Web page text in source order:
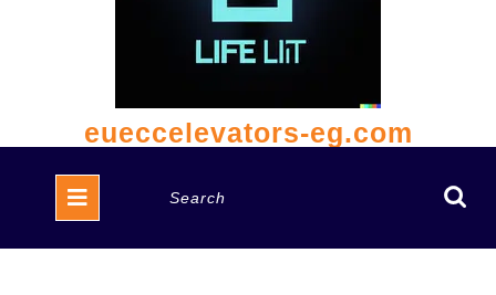
eueccelevators-eg.com
Open
Button